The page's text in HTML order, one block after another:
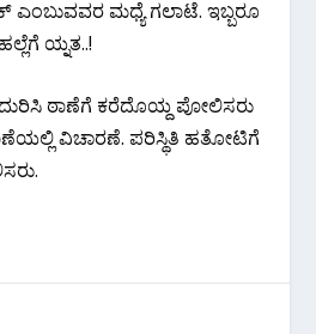
ಎಂಬುವವರ ಮಧ್ಯೆ ಗಲಾಟೆ. ಇಬ್ಬರೂ
ಯ್ನತ..!
ಠಾಣೆಗೆ ಕರೆದೊಯ್ದ ಪೋಲಿಸರು
ವಿಚಾರಣೆ. ಪರಿಸ್ಥಿತಿ ಹತೋಟಿಗೆ